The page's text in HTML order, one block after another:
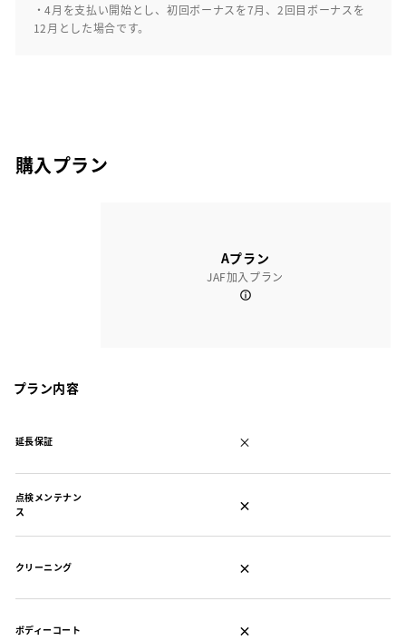
・4月を支払い開始とし、初回ボーナスを7月、2回目ボーナスを
12月とした場合です。
購入プラン
Aプラン
JAF加入プラン
プラン内容
延長保証 ×
点検メンテナン
ス
×
クリーニング ×
ボディーコート ×